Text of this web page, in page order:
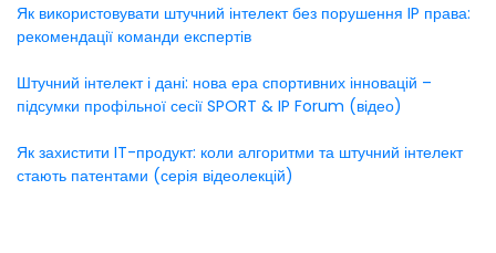
Як використовувати штучний інтелект без порушення IP права:
рекомендації команди експертів
Штучний інтелект і дані: нова ера спортивних інновацій –
підсумки профільної сесії SPORT & IP Forum (відео)
Як захистити IT-продукт: коли алгоритми та штучний інтелект
стають патентами (серія відеолекцій)